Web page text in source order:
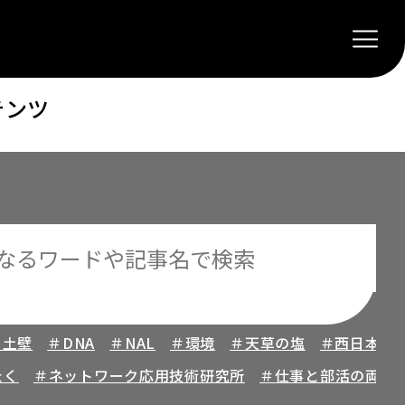
ツ
壁 ＃DNA ＃NAL ＃環境 ＃天草の塩
＃西日本プ
＃ネットワーク応用技術研究所 ＃仕事と部活の両立